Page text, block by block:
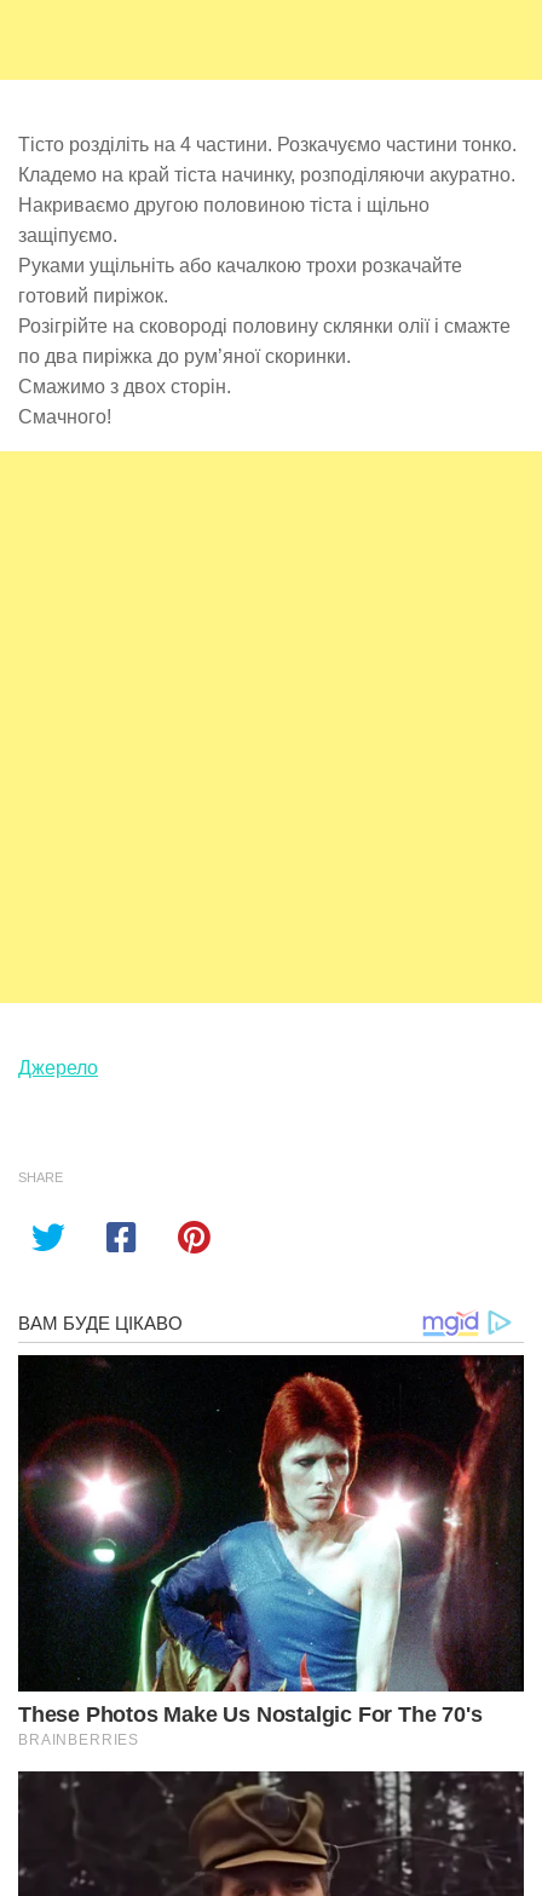
Тісто розділіть на 4 частини. Розкачуємо частини тонко.
Кладемо на край тіста начинку, розподіляючи акуратно.
Накриваємо другою половиною тіста і щільно
защіпуємо.
Руками ущільніть або качалкою трохи розкачайте
готовий пиріжок.
Розігрійте на сковороді половину склянки олії і смажте
по два пиріжка до рум’яної скоринки.
Смажимо з двох сторін.
Смачного!
Джерело
SHARE